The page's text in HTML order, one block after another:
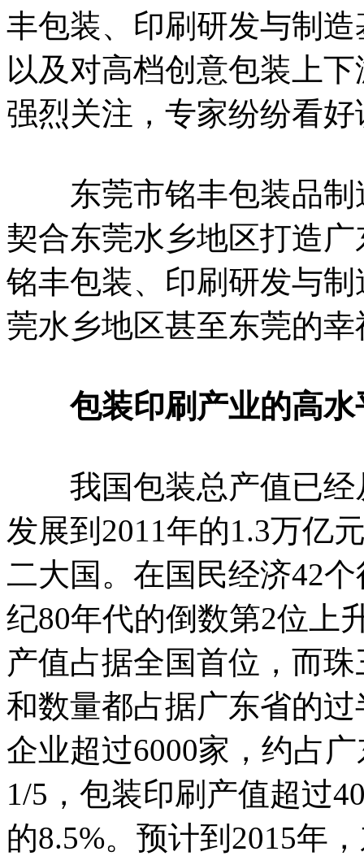
丰包装、印刷研发与制
以及对高档创意包装上
强烈关注，专家纷纷看
东莞市铭丰包装品制
契合东莞水乡地区打造
铭丰包装、印刷研发与
莞水乡地区甚至东莞的
包装印刷产业的高水
我国包装总产值已经
发展到2011年的1.3万亿
二大国。在国民经济42
纪80年代的倒数第2位上
产值占据全国首位，而
和数量都占据广东省的
企业超过6000家，约占
1/5，包装印刷产值超过
的8.5%。预计到2015年